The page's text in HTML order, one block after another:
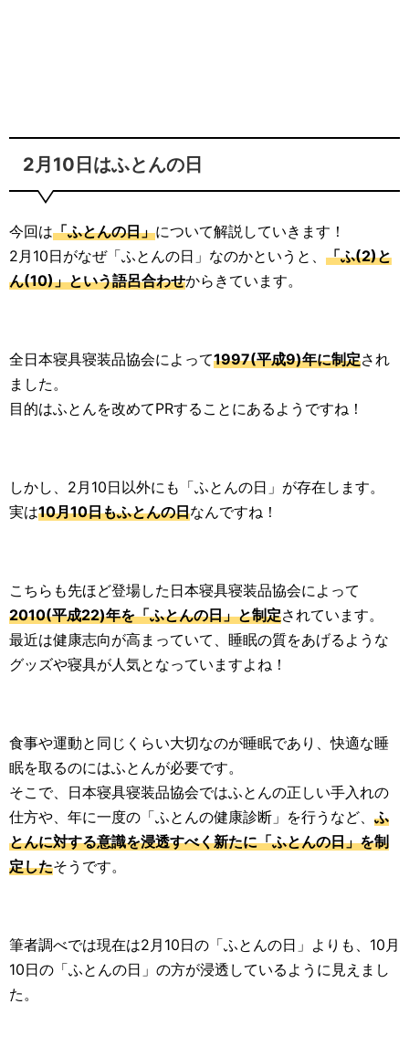
2月10日はふとんの日
今回は「ふとんの日」について解説していきます！
2月10日がなぜ「ふとんの日」なのかというと、 「ふ(2)と
ん(10)」という語呂合わせからきています。
全日本寝具寝装品協会によって1997(平成9)年に制定され
ました。
目的はふとんを改めてPRすることにあるようですね！
しかし、2月10日以外にも「ふとんの日」が存在します。
実は10月10日もふとんの日なんですね！
こちらも先ほど登場した日本寝具寝装品協会によって
2010(平成22)年を「ふとんの日」と制定されています。
最近は健康志向が高まっていて、睡眠の質をあげるような
グッズや寝具が人気となっていますよね！
食事や運動と同じくらい大切なのが睡眠であり、快適な睡
眠を取るのにはふとんが必要です。
そこで、日本寝具寝装品協会ではふとんの正しい手入れの
仕方や、年に一度の「ふとんの健康診断」を行うなど、 ふ
とんに対する意識を浸透すべく新たに「ふとんの日」を制
定したそうです。
筆者調べでは現在は2月10日の「ふとんの日」よりも、10月
10日の「ふとんの日」の方が浸透しているように見えまし
た。